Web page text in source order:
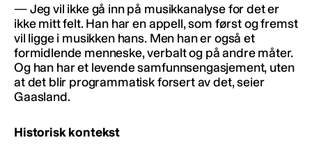
— Jeg vil ikke gå inn på musikkanalyse for det er
ikke mitt felt. Han har en appell, som først og fremst
vil ligge i musikken hans. Men han er også et
formidlende menneske, verbalt og på andre måter.
Og han har et levende samfunnsengasjement, uten
at det blir programmatisk forsert av det, seier
Gaasland.
Historisk kontekst